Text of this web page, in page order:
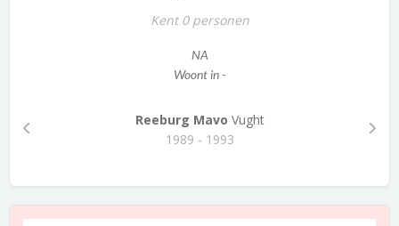
Kent 0 personen
NA
Woont in -
Reeburg Mavo Vught
1989 - 1993